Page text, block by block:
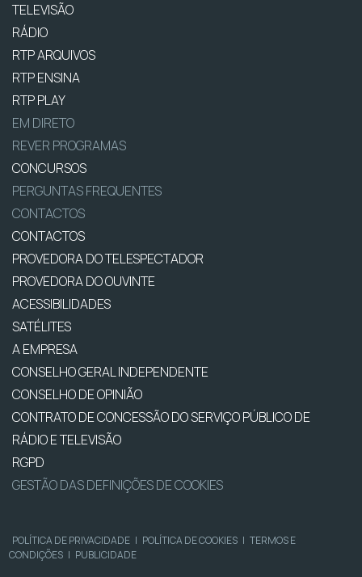
TELEVISÃO
RÁDIO
RTP ARQUIVOS
RTP ENSINA
RTP PLAY
EM DIRETO
REVER PROGRAMAS
CONCURSOS
PERGUNTAS FREQUENTES
CONTACTOS
CONTACTOS
PROVEDORA DO TELESPECTADOR
PROVEDORA DO OUVINTE
ACESSIBILIDADES
SATÉLITES
A EMPRESA
CONSELHO GERAL INDEPENDENTE
CONSELHO DE OPINIÃO
CONTRATO DE CONCESSÃO DO SERVIÇO PÚBLICO DE
RÁDIO E TELEVISÃO
RGPD
GESTÃO DAS DEFINIÇÕES DE COOKIES
POLÍTICA DE PRIVACIDADE | POLÍTICA DE COOKIES | TERMOS E
CONDIÇÕES | PUBLICIDADE